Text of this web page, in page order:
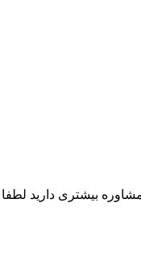
بیشتری دارید